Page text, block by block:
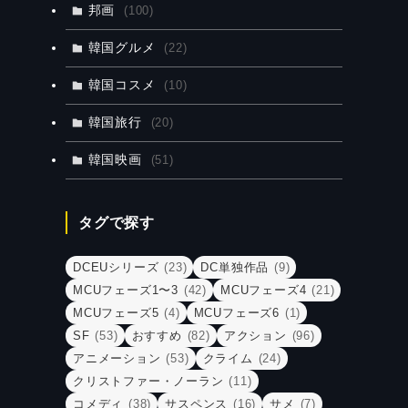
邦画 (100)
韓国グルメ (22)
韓国コスメ (10)
韓国旅行 (20)
韓国映画 (51)
タグで探す
DCEUシリーズ (23) DC単独作品 (9)
MCUフェーズ1〜3 (42) MCUフェーズ4 (21)
MCUフェーズ5 (4) MCUフェーズ6 (1)
SF (53) おすすめ (82) アクション (96)
アニメーション (53) クライム (24)
クリストファー・ノーラン (11)
コメディ (38) サスペンス (16) サメ (7)